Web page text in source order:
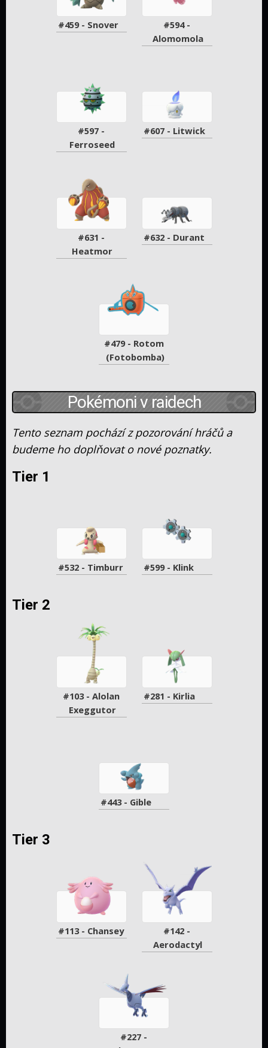
#459 - Snover
#594 -
Alomomola
#597 -
Ferroseed
#607 - Litwick
#631 -
Heatmor
#632 - Durant
#479 - Rotom
(Fotobomba)
Pokémoni v raidech
Tento seznam pochází z pozorování hráčů a
budeme ho doplňovat o nové poznatky.
Tier 1
#532 - Timburr #599 - Klink
Tier 2
#103 - Alolan
Exeggutor
#281 - Kirlia
#443 - Gible
Tier 3
#113 - Chansey
#142 -
Aerodactyl
#227 -